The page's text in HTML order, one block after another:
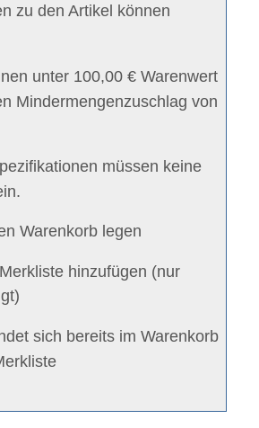
zu den Artikel können
unter 100,00 € Warenwert
Mindermengenzuschlag von
müssen keine
Warenkorb legen
hinzufügen (nur
sich bereits im Warenkorb